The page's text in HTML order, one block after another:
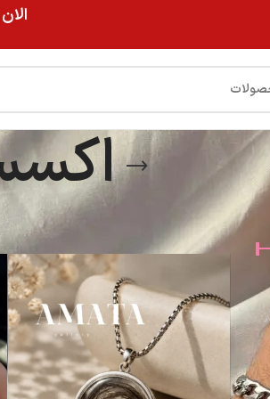
اکسسوری مردانه